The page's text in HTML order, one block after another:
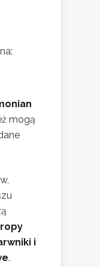
mogą
i
.